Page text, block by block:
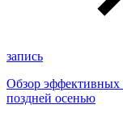
запись
Обзор эффективных
поздней осенью